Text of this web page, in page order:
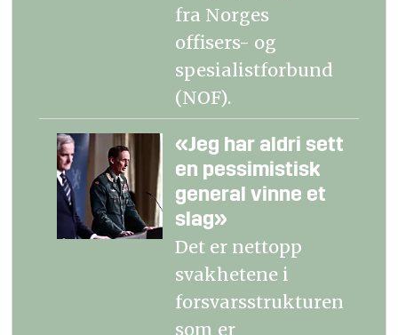
fra Norges
offisers- og
spesialistforbund
(NOF).
«Jeg har aldri sett
en pessimistisk
general vinne et
slag»
Det er nettopp
svakhetene i
forsvarsstrukturen
som er